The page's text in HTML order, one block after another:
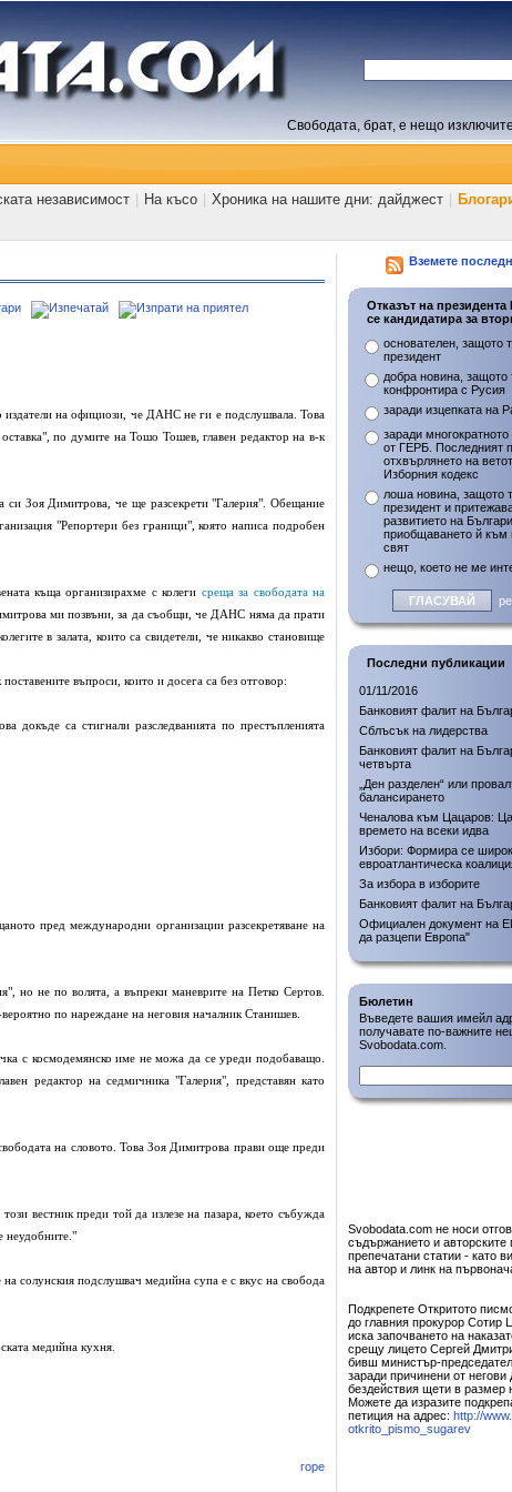
Свободата, брат, е нещо
независимост На късо Хроника на нашите дни: дайджест
на официози, че ДАНС не ги е подслушвала. Това
по думите на Тошо Тошев, главен редактор на в-к
си Зоя Димитрова, че ще разсекрети "Галерия". Обещание
"Репортери без граници", която написа подробен
къща организирахме с колеги среща за свободата на
ми позвъни, за да съобщи, че ДАНС няма да прати
в залата, които са свидетели, че никакво становище
въпроси, които и досега са без отговор:
докъде са стигнали разследванията по престъпленията
пред международни организации разсекретяване на
но не по волята, а въпреки маневрите на Петко Сертов.
по нареждане на неговия началник Станишев.
с космодемянско име не можа да се уреди подобаващо.
редактор на седмичника "Галерия", представян като
на словото. Това Зоя Димитрова прави още преди
вестник преди той да излезе на пазара, което събужда
неудобните."
солунския подслушвач медийна супа е с вкус на свобода
медийна кухня.
горе
Вземете
Отказът на
се кандидатира за
основателен, защото
президент
добра новина, защото
конфронтира с Русия
заради изцепката на
заради
от ГЕРБ. Последният
отхвърлянето на
Изборния кодекс
лоша новина, защото
президент и
развитието на
приобщаването й към
свят
нещо, което не ме
Последни публикации
01/11/2016
Банковият фалит на
Сблъсък на лидерства
Банковият фалит на
четвърта
„Ден разделен“ или
балансирането
Ченалова към Цацаров:
времето на всеки идва
Избори: Формира се
евроатлантическа
За избора в изборите
Банковият фалит на
Официален документ на
да разцепи Европа"
Бюлетин
Въведете вашия имейл
получавате по-важните
Svobodata.com.
Svobodata.com не носи
съдържанието и авторските
препечатани статии - като
на автор и линк на
Подкрепете Откритото
до главния прокурор Сотир
иска започването на
срещу лицето Сергей
бивш министър-
заради причинени от негови
бездействия щети в размер
Можете да изразите
петиция на адрес: http://
otkrito_pismo_sugarev